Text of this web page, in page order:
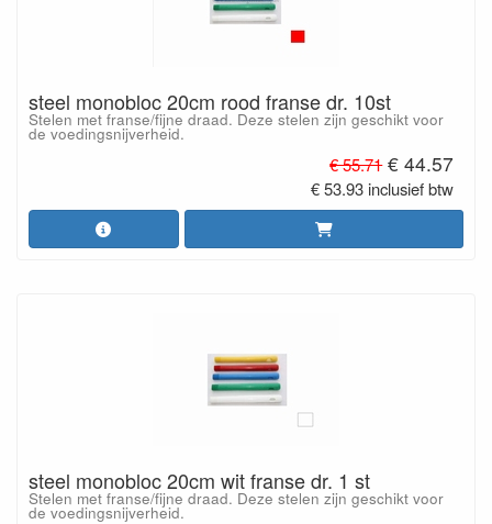
steel monobloc 20cm rood franse dr. 10st
Stelen met franse/fijne draad. Deze stelen zijn geschikt voor
de voedingsnijverheid.
€ 55.71 € 44.57
€ 53.93 inclusief btw
steel monobloc 20cm wit franse dr. 1 st
Stelen met franse/fijne draad. Deze stelen zijn geschikt voor
de voedingsnijverheid.